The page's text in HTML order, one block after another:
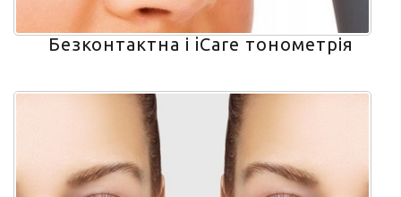
Безконтактна і iCare тонометрія